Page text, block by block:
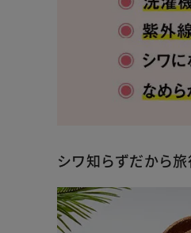
シワ知らずだから旅